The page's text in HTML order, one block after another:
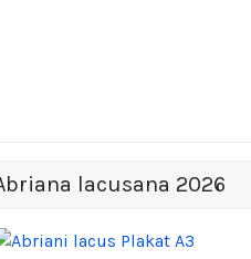
lacusana 2026